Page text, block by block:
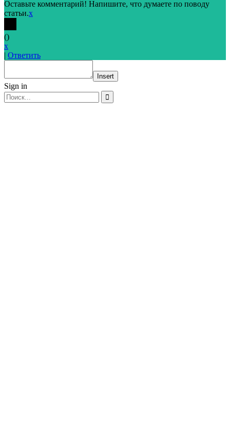
Оставьте комментарий! Напишите, что думаете по поводу
статьи.x
()
x
| Ответить
Insert
Sign in